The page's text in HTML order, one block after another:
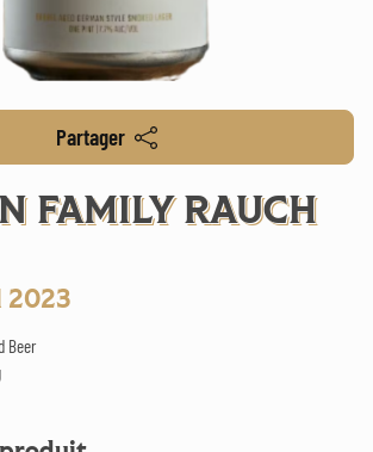
Partager
FAMILY RAUCH
2023
Beer